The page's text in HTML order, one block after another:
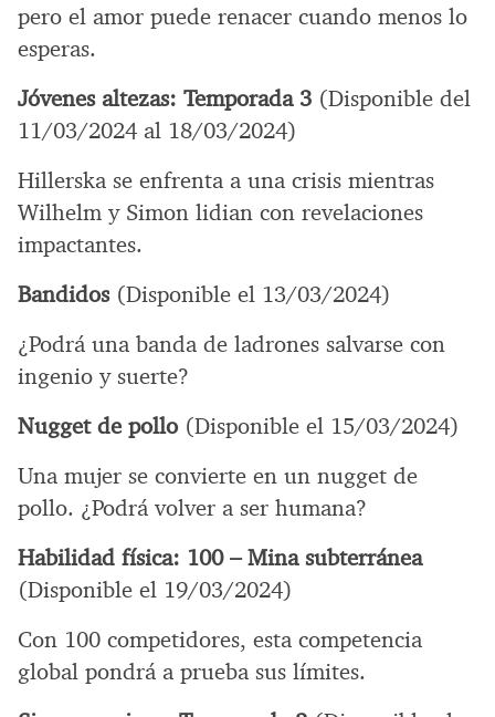
pero el amor puede renacer cuando menos lo
esperas.
Jóvenes altezas: Temporada 3 (Disponible del
11/03/2024 al 18/03/2024)
Hillerska se enfrenta a una crisis mientras
Wilhelm y Simon lidian con revelaciones
impactantes.
Bandidos(Disponible el 13/03/2024)
¿Podrá una banda de ladrones salvarse con
ingenio y suerte?
Nugget de pollo(Disponible el 15/03/2024)
Una mujer se convierte en un nugget de
pollo. ¿Podrá volver a ser humana?
Habilidad física: 100 – Mina subterránea
(Disponible el 19/03/2024)
Con 100 competidores, esta competencia
global pondrá a prueba sus límites.